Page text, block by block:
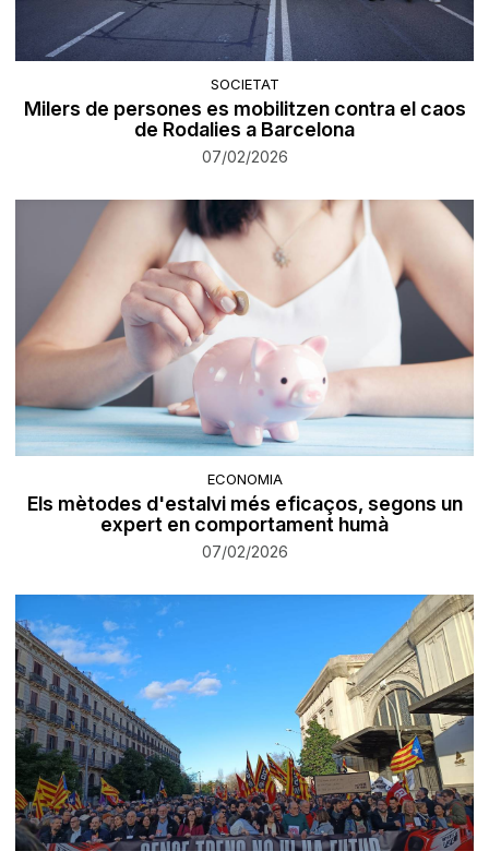
SOCIETAT
Milers de persones es mobilitzen contra el caos
de Rodalies a Barcelona
07/02/2026
ECONOMIA
Els mètodes d'estalvi més eficaços, segons un
expert en comportament humà
07/02/2026